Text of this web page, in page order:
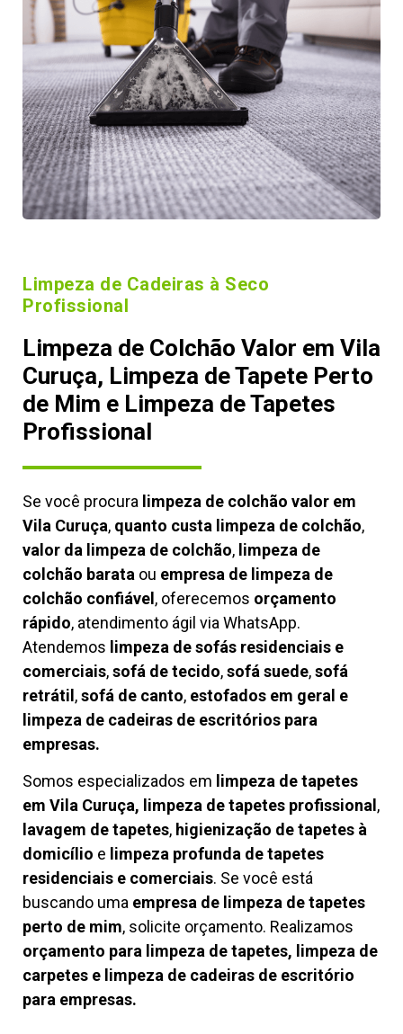
Limpeza de Cadeiras à Seco
Profissional
Limpeza de Colchão Valor em Vila
Curuça, Limpeza de Tapete Perto
de Mim e Limpeza de Tapetes
Profissional
Se você procura limpeza de colchão valor em
Vila Curuça, quanto custa limpeza de colchão,
valor da limpeza de colchão, limpeza de
colchão barata ou empresa de limpeza de
colchão confiável, oferecemos orçamento
rápido, atendimento ágil via WhatsApp.
Atendemos limpeza desofás residenciais e
comerciais,sofá de tecido,sofá suede,sofá
retrátil,sofá de canto, estofados em geral e
limpeza de cadeiras de escritórios para
empresas.
Somos especializados em limpeza de tapetes
em Vila Curuça, limpeza de tapetes profissional ,
lavagem de tapetes, higienização de tapetes à
domicílio e limpeza profunda de tapetes
residenciais e comerciais. Se você está
buscando uma empresa de limpeza de tapetes
perto de mim, solicite orçamento. Realizamos
orçamento para limpeza de tapetes, limpeza de
carpetes e limpeza de cadeiras de escritório
para empresas.